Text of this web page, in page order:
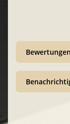
Bewertungen